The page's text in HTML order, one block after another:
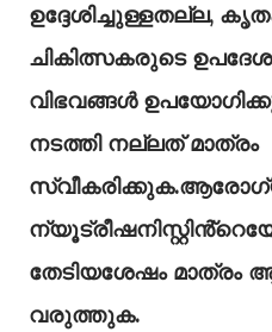
ഉദ്ദേശിച്ചുള്ളതല്ല,
ചികിത്സകരുടെ
വിഭവങ്ങൾ
നടത്തി നല്ലത് മാത്രം
തേടിയശേഷം മാത്രം
വരുത്തുക.